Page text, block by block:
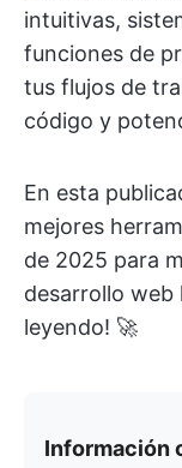
intuitivas,
funciones de
tus flujos de
código y
En esta
mejores
de 2025 para
desarrollo web
leyendo! 🚀
Información